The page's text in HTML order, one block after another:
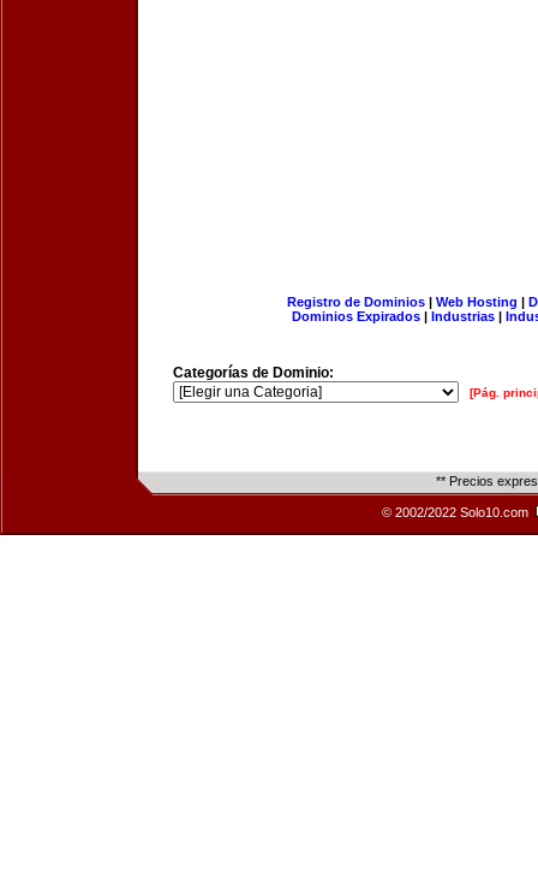
Registro de Dominios| Web Hosting |
Dominios Expirados | Industrias |
Categorías de Dominio:
[Pág.
** Precios
© 2002/2022 Solo10.com